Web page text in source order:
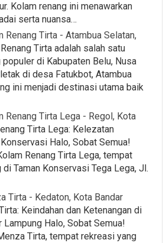
Kolam renang ini menawarkan
serta nuansa…
Renang Tirta - Atambua Selatan,
Tirta adalah salah satu
di Kabupaten Belu, Nusa
di desa Fatukbot, Atambua
ini menjadi destinasi utama baik
Renang Tirta Lega - Regol, Kota
Tirta Lega: Kelezatan
Halo, Sobat Semua!
Renang Tirta Lega, tempat
Taman Konservasi Tega Lega, Jl.
Tirta - Kedaton, Kota Bandar
Keindahan dan Ketenangan di
Lampung Halo, Sobat Semua!
Tirta, tempat rekreasi yang